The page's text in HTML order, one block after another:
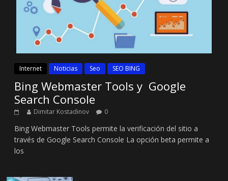
Internet Noticias Seo SEO BING
Bing Webmaster Tools y Google
Search Console
Dimitar Kostadinov 0
Bing Webmaster Tools permite la verificación del sitio a
través de Google Search Console La opción beta permite a
los